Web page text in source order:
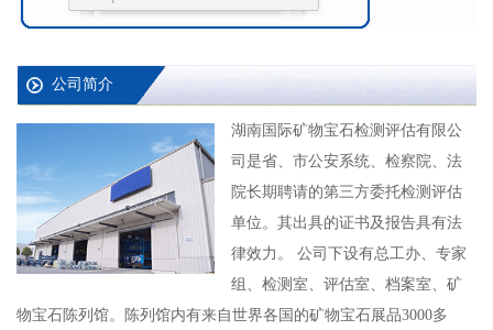
公司简介
湖南国际矿物宝石检测评估有限公
司是省、市公安系统、检察院、法
院长期聘请的第三方委托检测评估
单位。其出具的证书及报告具有法
律效力。 公司下设有总工办、专家
组、检测室、评估室、档案室、矿
物宝石陈列馆。陈列馆内有来自世界各国的矿物宝石展品3000多